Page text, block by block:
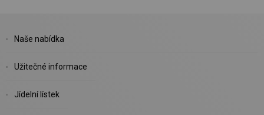
Naše nabídka
Užitečné informace
Jídelní lístek